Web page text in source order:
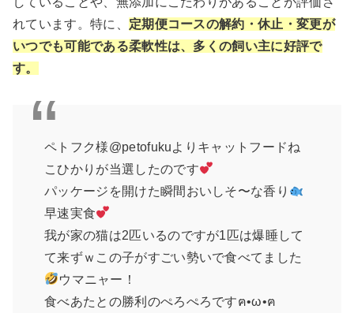
れています。特に、 定期便コースの解約・休止・変更が
いつでも可能である柔軟性は、多くの飼い主に好評で
す。
ペトフク様@petofukuよりキャットフードね
こひかりが当選したのです
パッケージを開けた瞬間おいしそ〜な香り
早速実食
我が家の猫は2匹いるのですが1匹は爆睡して
て来ずｗこの子がすごい勢いで食べてました
ウマニャー！
食べあたとの勝利のぺろぺろですฅ•ω•ฅ